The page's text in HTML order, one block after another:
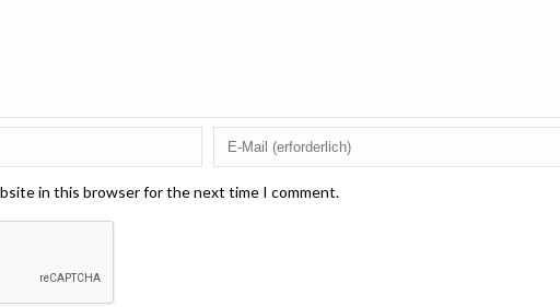
in this browser for the next time I comment.